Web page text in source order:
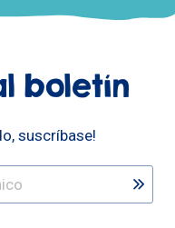
boletín
suscríbase!